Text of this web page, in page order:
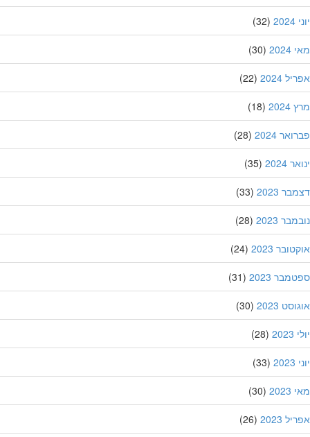
(32)
(30)
2024
(22)
(18)
2024
(28)
2024
(35)
2023
(33)
2023
(28)
2023
(24)
2023
(31)
2023
(30)
(28)
(33)
(30)
2023
(26)